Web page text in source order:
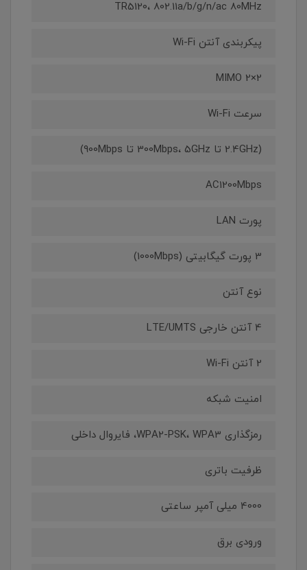
TR5120، 802.11a/b/g/n/ac 80MHz
پیکربندی آنتن Wi-Fi
2×2 MIMO
سرعت Wi-Fi
(2.4GHz تا 300Mbps، 5GHz تا 900Mbps)
AC1200Mbps
پورت LAN
3 پورت گیگابیتی (1000Mbps)
نوع آنتن
4 آنتن خارجی LTE/UMTS
2 آنتن Wi-Fi
امنیت شبکه
رمزگذاری WPA2-PSK، WPA3، فایروال داخلی
ظرفیت باتری
4000 میلی آمپر ساعتی
ورودی برق